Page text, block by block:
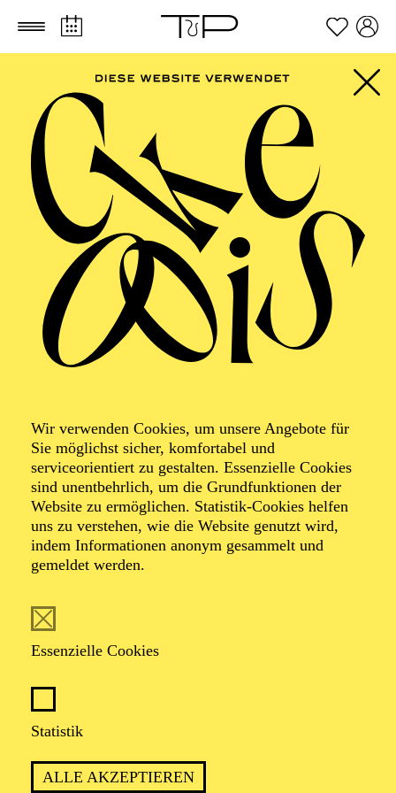
Zum Hauptinhalt springen Zum Footer springen
Wir verwenden Cookies, um unsere Angebote für
Sie möglichst sicher, komfortabel und
serviceorientiert zu gestalten. Essenzielle Cookies
sind unentbehrlich, um die Grundfunktionen der
Website zu ermöglichen. Statistik-Cookies helfen
uns zu verstehen, wie die Website genutzt wird,
indem Informationen anonym gesammelt und
gemeldet werden.
Essenzielle Cookies
Statistik
ALLE AKZEPTIEREN
Foto: Johan Sandberg
der Folkwang Universität der Künste und hat die Bühne